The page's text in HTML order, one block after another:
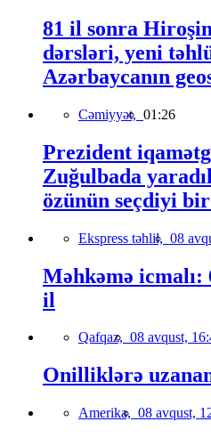
81 il sonra
dərsləri, yeni
Azərbaycanın
Cəmiyyət, 01:26
Prezident
Zuğulbada
özünün seçdiyi
Ekspress təhlil, 08
Məhkəmə icmalı:
il
Qafqaz, 08 avqust,
Onilliklərə
Amerika, 08 avqust,